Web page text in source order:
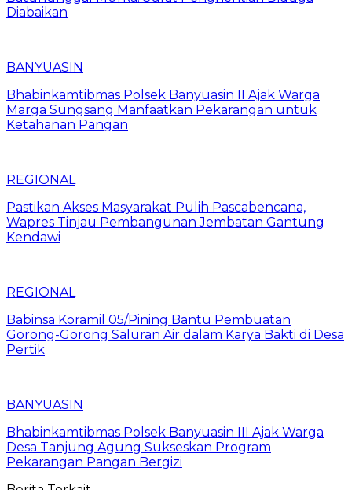
Diabaikan
BANYUASIN
Bhabinkamtibmas Polsek Banyuasin II Ajak Warga
Marga Sungsang Manfaatkan Pekarangan untuk
Ketahanan Pangan
REGIONAL
Pastikan Akses Masyarakat Pulih Pascabencana,
Wapres Tinjau Pembangunan Jembatan Gantung
Kendawi
REGIONAL
Babinsa Koramil 05/Pining Bantu Pembuatan
Gorong-Gorong Saluran Air dalam Karya Bakti di Desa
Pertik
BANYUASIN
Bhabinkamtibmas Polsek Banyuasin III Ajak Warga
Desa Tanjung Agung Sukseskan Program
Pekarangan Pangan Bergizi